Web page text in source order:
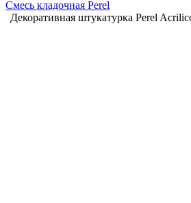
Смесь кладочная Perel
Декоративная штукатурка Perel